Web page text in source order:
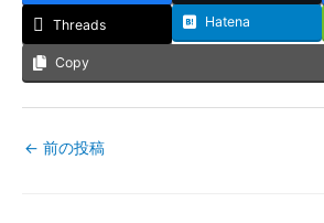
Threads Hatena
Copy
← 前の投稿